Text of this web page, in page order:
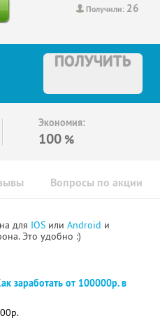
Получили: 26
ПОЛУЧИТЬ
Экономия:
100 %
Вопросы по акции
для IOS или Android и
Это удобно :)
заработать от 100000р. в